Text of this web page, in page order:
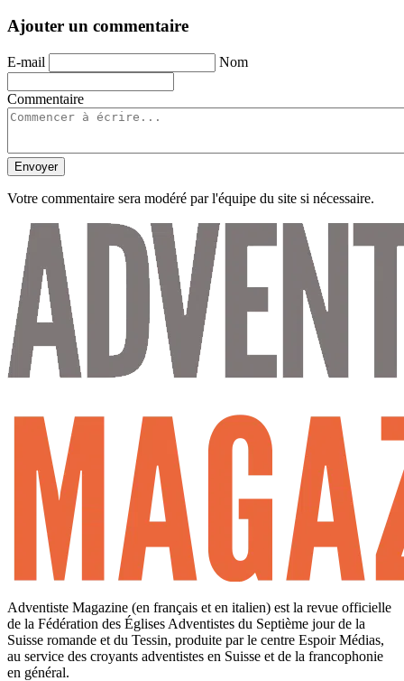
Ajouter un commentaire
E-mail Nom
Commentaire
Envoyer
Votre commentaire sera modéré par l'équipe du site si nécessaire.
Adventiste Magazine (en français et en italien) est la revue officielle
de la Fédération des Églises Adventistes du Septième jour de la
Suisse romande et du Tessin, produite par le centre Espoir Médias,
au service des croyants adventistes en Suisse et de la francophonie
en général.